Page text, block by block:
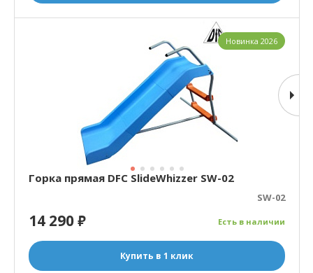
Горка прямая DFC SlideWhizzer SW-02
SW-02
Есть в наличии
14 290₽
Купить в 1 клик
Новинка 2026